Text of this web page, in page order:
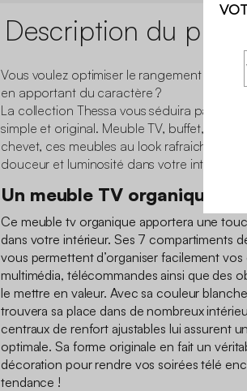
Description du
Vous voulez optimiser le rangement de
en apportant du caractère ?
La collection Thessa vous séduira par son
simple et original. Meuble TV, buffet,
chevet, ces meubles au look rafraichissant
douceur et luminosité dans votre intérieur.
Un meuble TV organique
Ce meuble tv organique apportera une
dans votre intérieur. Ses 7 compartiments
vous permettent d’organiser facilement vos
multimédia, télécommandes ainsi que des
le mettre en valeur. Avec sa couleur
trouvera sa place dans de nombreux
centraux de renfort ajustables lui assurent
optimale. Sa forme originale en fait un
décoration pour rendre vos soirées télé
tendance !